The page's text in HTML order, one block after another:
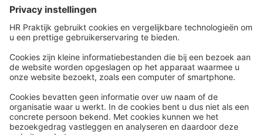
mensen informeren?
Snel naar
Nieuws
Whitepapers
Webinars
Word lid
Contact
Meer
HR Academy
HR Podcast
CHRO
HR Day